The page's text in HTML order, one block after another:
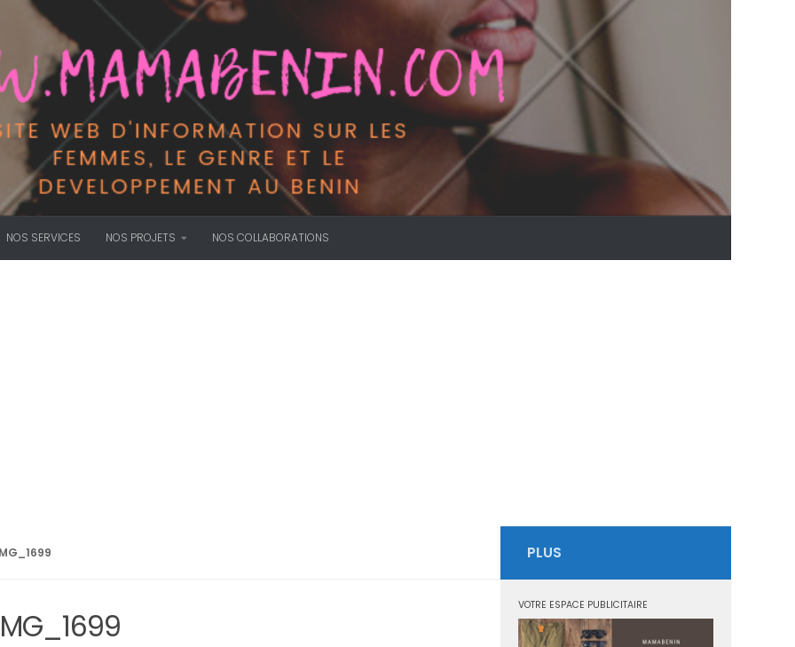
NOS SERVICES NOS PROJETS NOS COLLABORATIONS
PLUS
VOTRE ESPACE PUBLICITAIRE